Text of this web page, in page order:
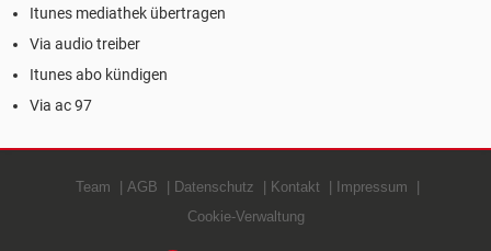
Itunes mediathek übertragen
Via audio treiber
Itunes abo kündigen
Via ac 97
Team AGB Datenschutz Kontakt
Impressum
Cookie-Verwaltung